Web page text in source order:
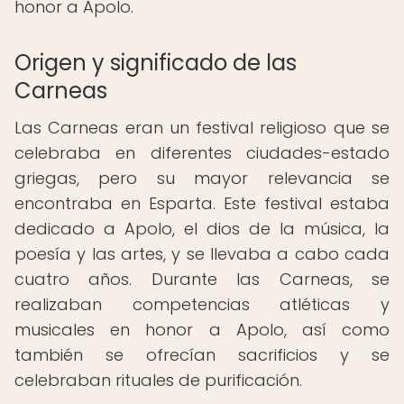
honor a Apolo.
Origen y significado de las
Carneas
Las Carneas eran un festival religioso que se
celebraba en diferentes ciudades-estado
griegas, pero su mayor relevancia se
encontraba en Esparta. Este festival estaba
dedicado a Apolo, el dios de la música, la
poesía y las artes, y se llevaba a cabo cada
cuatro años. Durante las Carneas, se
realizaban competencias atléticas y
musicales en honor a Apolo, así como
también se ofrecían sacrificios y se
celebraban rituales de purificación.